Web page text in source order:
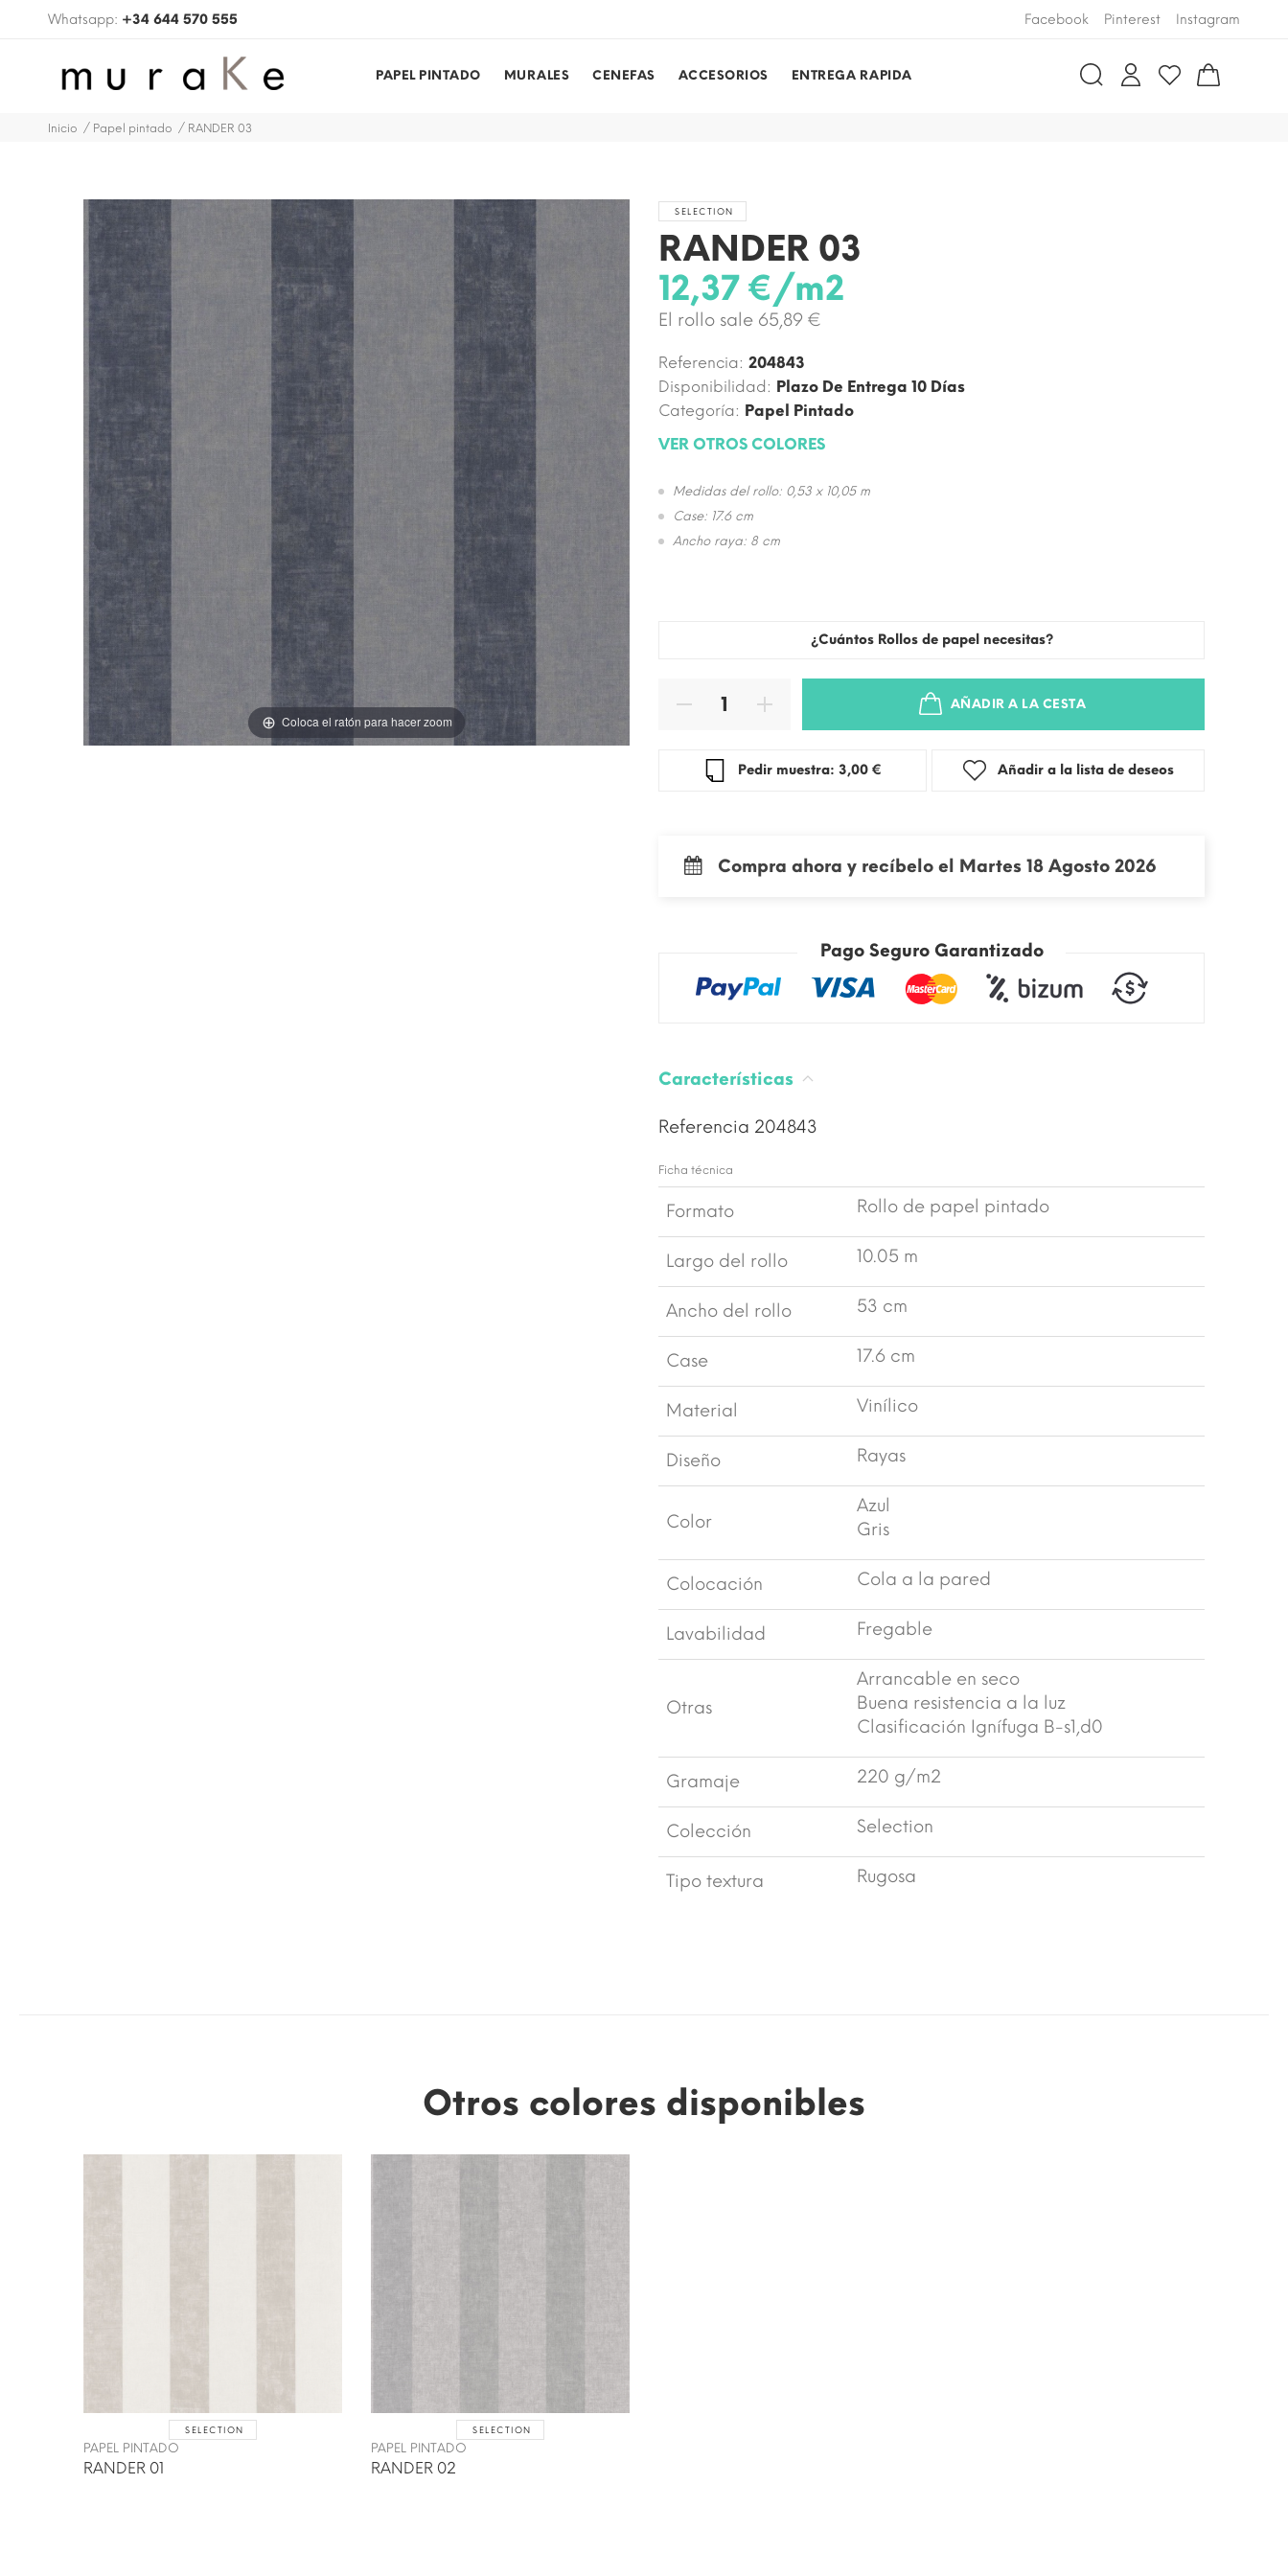
Whatsapp: +34 644 570 555 Facebook Pinterest Instagram
PAPEL PINTADO MURALES CENEFAS ACCESORIOS ENTREGA RAPIDA
Inicio Papel pintado RANDER 03
Coloca el ratón para hacer zoom
SELECTION
RANDER 03
12,37 €/m2
El rollo sale 65,89 €
Referencia: 204843
Disponibilidad: Plazo De Entrega 10 Días
Categoría: Papel Pintado
VER OTROS COLORES
Medidas del rollo: 0,53 x 10,05 m
Case: 17.6 cm
Ancho raya: 8 cm
¿Cuántos Rollos de papel necesitas?
AÑADIR A LA CESTA
Pedir muestra: 3,00 € Añadir a la lista de deseos
Compra ahora y recíbelo el Martes 18 Agosto 2026
Pago Seguro Garantizado
Características
Referencia 204843
Ficha técnica
Formato Rollo de papel pintado
Largo del rollo 10.05 m
Ancho del rollo 53 cm
Case 17.6 cm
Material Vinílico
Diseño Rayas
Color
Azul
Gris
Colocación Cola a la pared
Lavabilidad Fregable
Otras
Arrancable en seco
Buena resistencia a la luz
Clasificación Ignífuga B-s1,d0
Gramaje 220 g/m2
Colección Selection
Tipo textura Rugosa
Otros colores disponibles
SELECTION
PAPEL PINTADO
RANDER 01
SELECTION
PAPEL PINTADO
RANDER 02